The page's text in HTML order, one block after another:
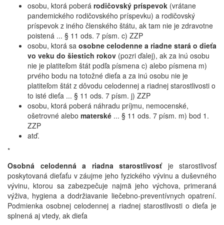
osobu, ktorá poberá rodičovský príspevok (vrátane
pandemického rodičovského príspevku) a rodičovský
príspevok z iného členského štátu, ak tam nie je zdravotne
poistená ... § 11 ods. 7 písm. c) ZZP
osobu, ktorá sa osobne celodenne a riadne stará o dieťa
vo veku do šiestich rokov (pozri ďalej), ak za inú osobu
nie je platiteľom štát podľa písmena c) alebo písmena m)
prvého bodu na totožné dieťa a za inú osobu nie je
platiteľom štát z dôvodu celodennej a riadnej starostlivosti o
to isté dieťa ... § 11 ods. 7 písm. j) ZZP
osobu, ktorá poberá náhradu príjmu, nemocenské,
ošetrovné alebo materské ... § 11 ods. 7 písm. m) bod 1.
ZZP
atď.
*
Osobná celodenná a riadna starostlivosťje starostlivosť
poskytovaná dieťaťu v záujme jeho fyzického vývinu a duševného
vývinu, ktorou sa zabezpečuje najmä jeho výchova, primeraná
výživa, hygiena a dodržiavanie liečebno-preventívnych opatrení.
Podmienka osobnej celodennej a riadnej starostlivosti o dieťa je
splnená aj vtedy, ak dieťa